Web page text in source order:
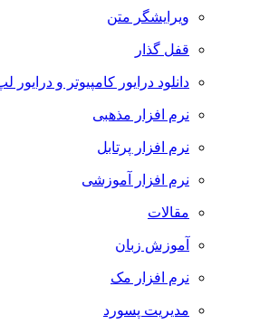
ویرایشگر متن
قفل گذار
دانلود درایور کامپیوتر و درایور لپ تاپ
نرم افزار مذهبی
نرم افزار پرتابل
نرم افزار آموزشی
مقالات
آموزش زبان
نرم افزار مک
مدیریت پسورد